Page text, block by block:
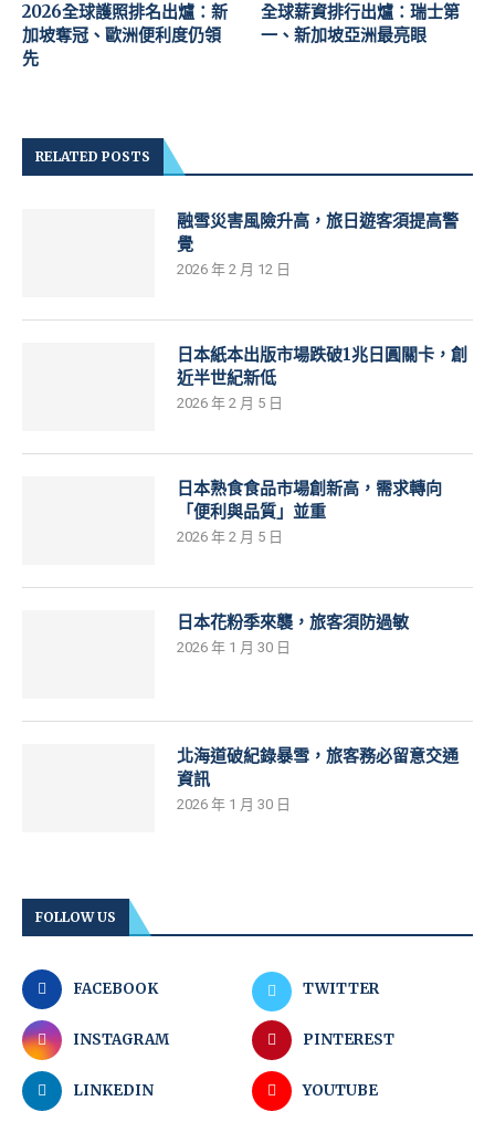
2026全球護照排名出爐：新
加坡奪冠、歐洲便利度仍領
先
全球薪資排行出爐：瑞士第
一、新加坡亞洲最亮眼
RELATED POSTS
融雪災害風險升高，旅日遊客須提高警
覺
2026 年 2 月 12 日
日本紙本出版市場跌破1兆日圓關卡，創
近半世紀新低
2026 年 2 月 5 日
日本熟食食品市場創新高，需求轉向
「便利與品質」並重
2026 年 2 月 5 日
日本花粉季來襲，旅客須防過敏
2026 年 1 月 30 日
北海道破紀錄暴雪，旅客務必留意交通
資訊
2026 年 1 月 30 日
FOLLOW US
FACEBOOK TWITTER
INSTAGRAM PINTEREST
LINKEDIN YOUTUBE